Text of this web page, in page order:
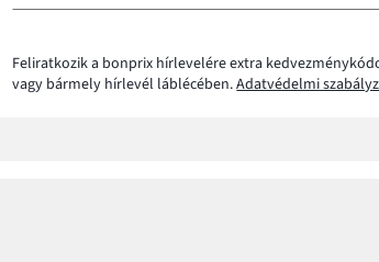
Feliratkozik a bonprix hírlevelére extra
vagy bármely hírlevél láblécében.Adatvédelmi